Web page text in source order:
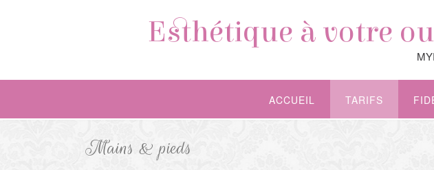
Esthétique à votre
ACCUEIL TARIFS
Mains & pieds